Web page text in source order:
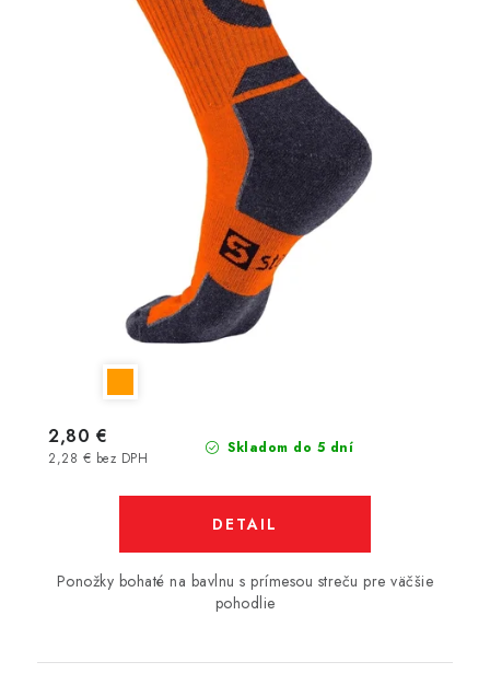
Skladom do 5 dní
2,28 € bez DPH
2,80 €
DETAIL
Ponožky bohaté na bavlnu s prímesou streču pre väčšie
pohodlie